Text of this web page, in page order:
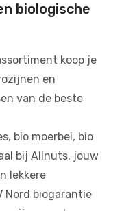
biologische
koop je
en
van de beste
bio moerbei, bio
bij Allnuts, jouw
lekkere
Nord biogarantie